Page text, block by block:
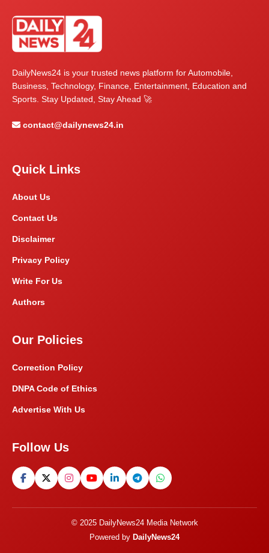
DailyNews24 is your trusted news platform for Automobile,
Business, Technology, Finance, Entertainment, Education and
Sports. Stay Updated, Stay Ahead 🚀
contact@dailynews24.in
Quick Links
About Us
Contact Us
Disclaimer
Privacy Policy
Write For Us
Authors
Our Policies
Correction Policy
DNPA Code of Ethics
Advertise With Us
Follow Us
© 2025 DailyNews24 Media Network
Powered by DailyNews24